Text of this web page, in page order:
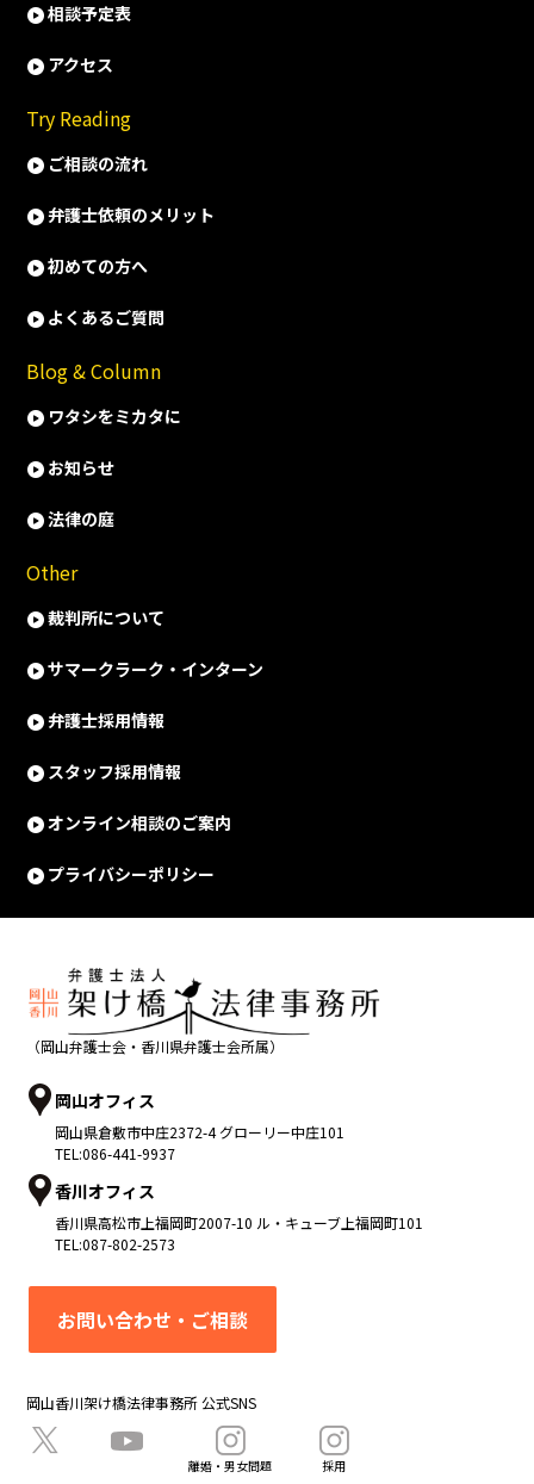
相談予定表
アクセス
Try Reading
ご相談の流れ
弁護士依頼のメリット
初めての方へ
よくあるご質問
Blog & Column
ワタシをミカタに
お知らせ
法律の庭
Other
裁判所について
サマークラーク・インターン
弁護士採用情報
スタッフ採用情報
オンライン相談のご案内
プライバシーポリシー
（岡山弁護士会・香川県弁護士会所属）
岡山オフィス
岡山県倉敷市中庄2372-4 グローリー中庄101
TEL:086-441-9937
香川オフィス
香川県高松市 上福岡町2007-10 ル・キューブ上福岡町101
TEL:087-802-2573
お問い合わせ・ご相談
岡山香川架け橋法律事務所 公式SNS
離婚・男女問題 採用